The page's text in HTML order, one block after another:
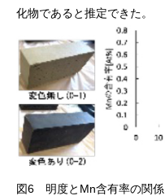
化物であると推定できた。
図6 明度とMn含有率の関係